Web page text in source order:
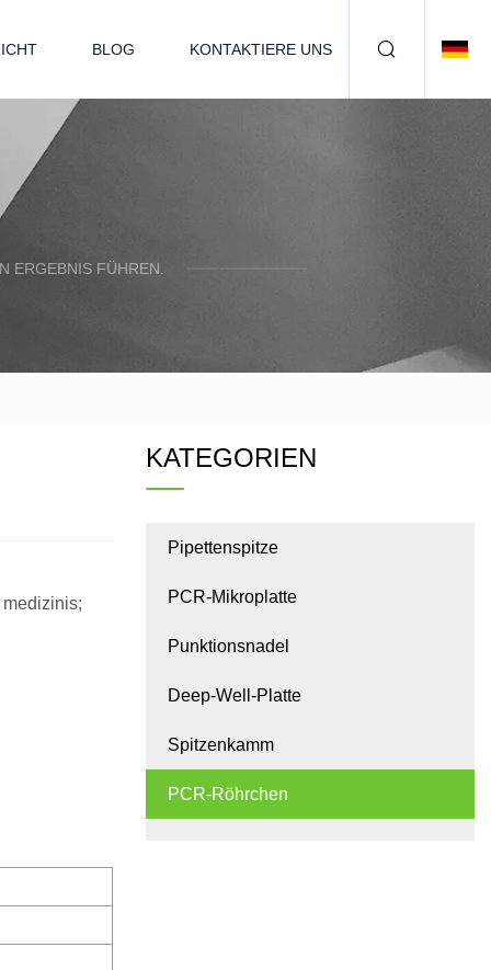
BLOG KONTAKTIERE UNS
ERGEBNIS FÜHREN.
KATEGORIEN
Pipettenspitze
PCR-Mikroplatte
Punktionsnadel
Deep-Well-Platte
Spitzenkamm
PCR-Röhrchen